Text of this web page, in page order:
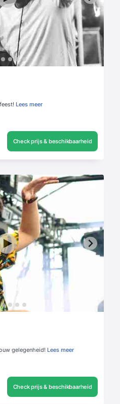
Lees meer
Check prijs & beschikbaarheid
gelegenheid! Lees meer
Check prijs & beschikbaarheid